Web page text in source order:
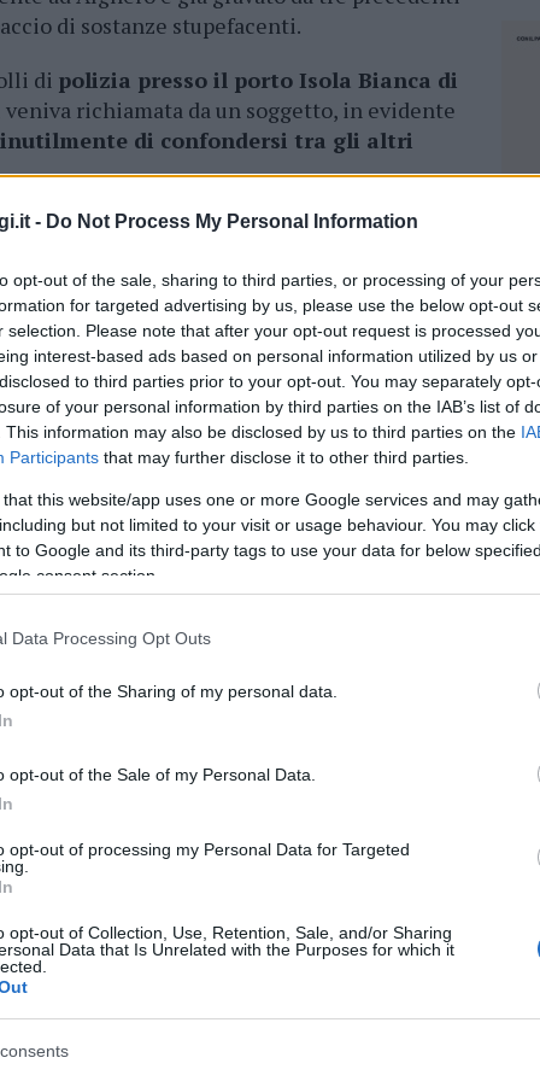
- Do Not Process My Personal Information
opt-out of the sale, sharing to third parties, or processing of your
for targeted advertising by us, please use the below opt-out
selection. Please note that after your opt-out request is processed
interest-based ads based on personal information utilized by us
to third parties prior to your opt-out. You may separately
of your personal information by third parties on the IAB’s list of
This information may also be disclosed by us to third parties on the
Participants that may further disclose it to other third parties.
that this website/app uses one or more Google services and may
but not limited to your visit or usage behaviour. You may
to Google and its third-party tags to use your data for below
consent section.
Data Processing Opt Outs
opt-out of the Sharing of my personal data.
opt-out of the Sale of my Personal Data.
opt-out of processing my Personal Data for Targeted
opt-out of Collection, Use, Retention, Sale, and/or Sharing
Data that Is Unrelated with the Purposes for which it
di sostanze stupefacenti.
di polizia presso il porto Isola Bianca di
richiamata da un soggetto, in evidente
di confondersi tra gli altri
nella ricerca di sostanze stupefacenti e
hanno
gli sbarchi pedonali dalla motonave
spinto gli operanti a condurre ulteriori
presso la locale struttura ospedaliera
medici, sono statiindividuati 14 “corpi
dallo stesso.Gli ovuli di polvere chiara
ai militari, sono risultati poi
avente un peso complessivo di circa
tagliata ed immessa sul mercato, avrebbe
di sostanze stupefacenti e, una volta
tradotto presso il carcere di Nuchis.
ampio programma di controllo e
punti di accesso del nord Sardegna,
dediti al narcotraffico, erroneamente
mescolandosi allo sbarco con l’aumento